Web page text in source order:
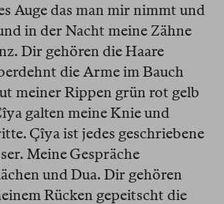
Auge das man mir nimmt und
in der Nacht meine Zähne
Dir gehören die Haare
die Arme im Bauch
meiner Rippen grün rot gelb
galten meine Knie und
Çîya ist jedes geschriebene
Meine Gespräche
und Dua. Dir gehören
Rücken gepeitscht die